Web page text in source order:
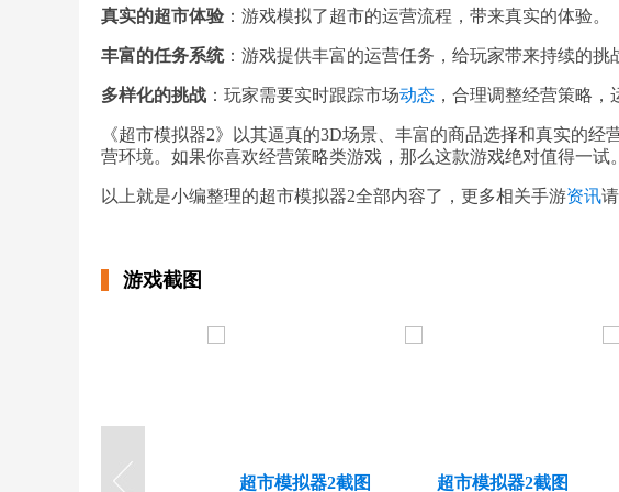
真实的超市体验 ：游戏模拟了超市的运营流程，带来真实的体验。
丰富的任务系统：游戏提供丰富的运营任务，给玩家带来持续的挑
多样化的挑战 ：玩家需要实时跟踪市场动态 ，合理调整经营策略
《超市模拟器2》以其逼真的3D场景、丰富的商品选择和真实的
营环境。如果你喜欢经营策略类游戏，那么这款游戏绝对值得一试。
以上就是小编整理的超市模拟器2全部内容了，更多相关手游资讯
游戏截图